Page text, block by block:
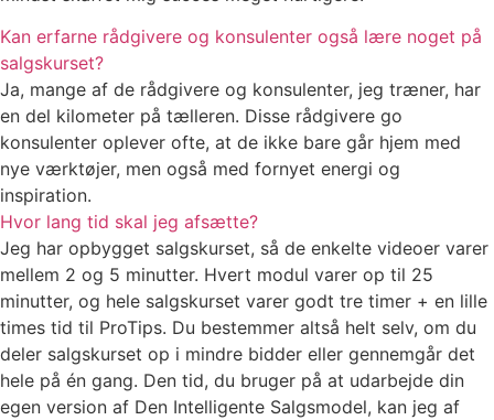
Kan erfarne rådgivere og konsulenter også lære noget på
salgskurset?
Ja, mange af de rådgivere og konsulenter, jeg træner, har
en del kilometer på tælleren. Disse rådgivere go
konsulenter oplever ofte, at de ikke bare går hjem med
nye værktøjer, men også med fornyet energi og
inspiration.
Hvor lang tid skal jeg afsætte?
Jeg har opbygget salgskurset, så de enkelte videoer varer
mellem 2 og 5 minutter. Hvert modul varer op til 25
minutter, og hele salgskurset varer godt tre timer + en lille
times tid til ProTips. Du bestemmer altså helt selv, om du
deler salgskurset op i mindre bidder eller gennemgår det
hele på én gang. Den tid, du bruger på at udarbejde din
egen version af Den Intelligente Salgsmodel, kan jeg af